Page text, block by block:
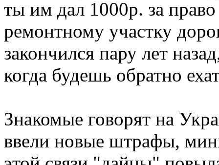
ты им дал 1000р. за
ремонтному участку
закончился пару лет
когда будешь обратно
Знакомые говорят на
ввели новые штрафы,